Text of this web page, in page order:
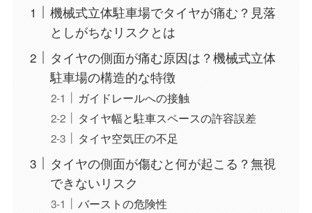
機械式立体駐車場でタイヤが痛む？見落
としがちなリスクとは
タイヤの側面が痛む原因は？機械式立体
駐車場の構造的な特徴
ガイドレールへの接触
タイヤ幅と駐車スペースの許容誤差
タイヤ空気圧の不足
タイヤの側面が傷むと何が起こる？無視
できないリスク
バーストの危険性